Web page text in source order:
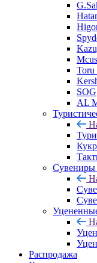
Toru
SOG
AL
Сувениры
Распродажа